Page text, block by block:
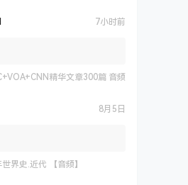
7小时前
精华文章300篇 音频
8月5日
世界史.近代 【音频】